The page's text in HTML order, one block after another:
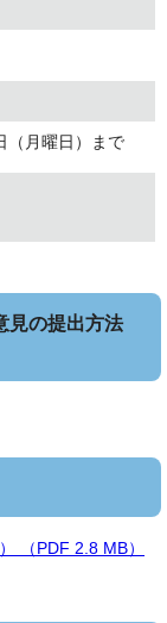
（月曜日）まで
見の提出方法
（PDF 2.8 MB）